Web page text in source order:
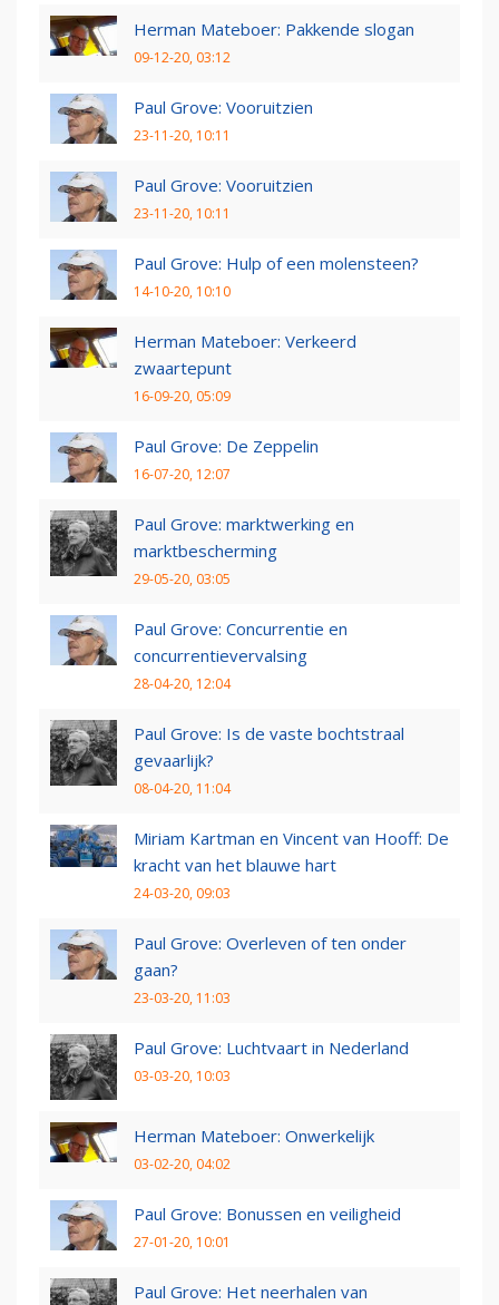
Herman Mateboer: Pakkende slogan
09-12-20, 03:12
Paul Grove: Vooruitzien
23-11-20, 10:11
Paul Grove: Vooruitzien
23-11-20, 10:11
Paul Grove: Hulp of een molensteen?
14-10-20, 10:10
Herman Mateboer: Verkeerd
zwaartepunt
16-09-20, 05:09
Paul Grove: De Zeppelin
16-07-20, 12:07
Paul Grove: marktwerking en
marktbescherming
29-05-20, 03:05
Paul Grove: Concurrentie en
concurrentievervalsing
28-04-20, 12:04
Paul Grove: Is de vaste bochtstraal
gevaarlijk?
08-04-20, 11:04
Miriam Kartman en Vincent van Hooff: De
kracht van het blauwe hart
24-03-20, 09:03
Paul Grove: Overleven of ten onder
gaan?
23-03-20, 11:03
Paul Grove: Luchtvaart in Nederland
03-03-20, 10:03
Herman Mateboer: Onwerkelijk
03-02-20, 04:02
Paul Grove: Bonussen en veiligheid
27-01-20, 10:01
Paul Grove: Het neerhalen van